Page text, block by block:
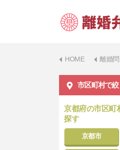
HOME 離婚
市区町村で
京都府の市区町
探す
京都市